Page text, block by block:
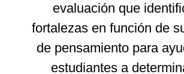
evaluación que
fortalezas en función de
de pensamiento para
estudiantes a